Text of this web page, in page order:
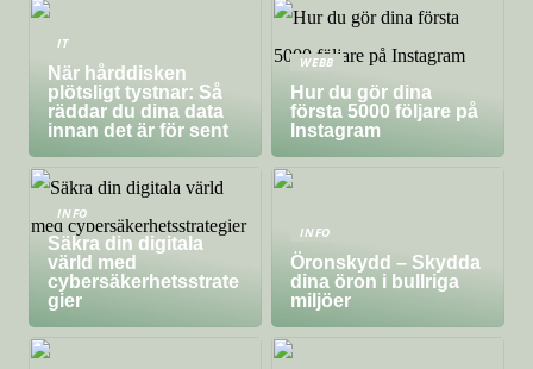
IT
När hårddisken
plötsligt tystnar: Så
räddar du dina data
innan det är för sent
WEBB
Hur du gör dina
första 5000 följare på
Instagram
INFO
Säkra din digitala
värld med
cybersäkerhetsstrate
gier
INFO
Öronskydd – Skydda
dina öron i bullriga
miljöer